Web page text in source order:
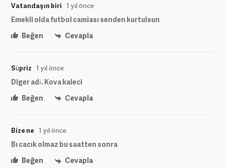
Vatandaşın biri 1 yıl önce
Emekli olda futbol camiası senden kurtulsun
Beğen
Cevapla
Sùpriz 1 yıl önce
Diger adì. Kova kaleci
Beğen
Cevapla
Bize ne 1 yıl önce
Bı cacık olmaz bu saatten sonra
Beğen
Cevapla